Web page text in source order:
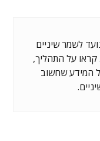
לשמר שיניים
קראו על התהליך,
המידע שחשוב